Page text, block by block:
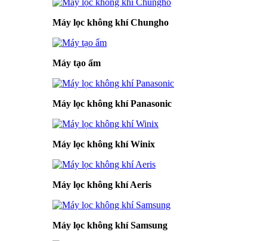
Máy lọc không khí Chungho
Máy tạo ẩm
Máy lọc không khí Panasonic
Máy lọc không khí Winix
Máy lọc không khí Aeris
Máy lọc không khí Samsung